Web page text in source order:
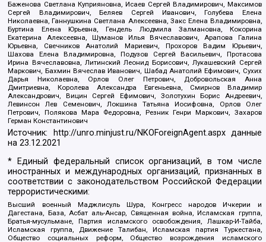
Баженова Светлана Куприяновна, Исаев Сергей Владимирович, Максимов
Сергей Владимирович, Беляев Сергей Иванович, Голубева Елена
Николаевна, Ганнушкина Светлана Алексеевна, Закс Елена Владимировна,
Буртина Елена Юрьевна, Гендель Людмила Залмановна, Кокорина
Екатерина Алексеевна, Шуманов Илья Вячеславович, Арапова Галина
Юрьевна, Свечников Анатолий Мариевич, Прохоров Вадим Юрьевич,
Шахова Елена Владимировна, Подузов Сергей Васильевич, Протасова
Ирина Вячеславовна, Литинский Леонид Борисович, Лукашевский Сергей
Маркович, Бахмин Вячеслав Иванович, Шабад Анатолий Ефимович, Сухих
Дарья Николаевна, Орлов Олег Петрович, Добровольская Анна
Дмитриевна, Королева Александра Евгеньевна, Смирнов Владимир
Александрович, Вицин Сергей Ефимович, Золотухин Борис Андреевич,
Левинсон Лев Семенович, Локшина Татьяна Иосифовна, Орлов Олег
Петрович, Полякова Мара Федоровна, Резник Генри Маркович, Захаров
Герман Константинович
Источник: http://unro.minjust.ru/NKOForeignAgent.aspxданные
на23.12.2021
* Единый федеральный список организаций, в том числе
иностранных и международных организаций, признанных в
соответствии с законодательством Российской Федерации
террористическими:
Высший военный Маджлисуль Шура, Конгресс народов Ичкерии и
Дагестана, База, Асбат аль-Ансар, Священная война, Исламская группа,
Братья-мусульмане, Партия исламского освобождения, Лашкар-И-Тайба,
Исламская группа, Движение Талибан, Исламская партия Туркестана,
Общество социальных реформ, Общество возрождения исламского